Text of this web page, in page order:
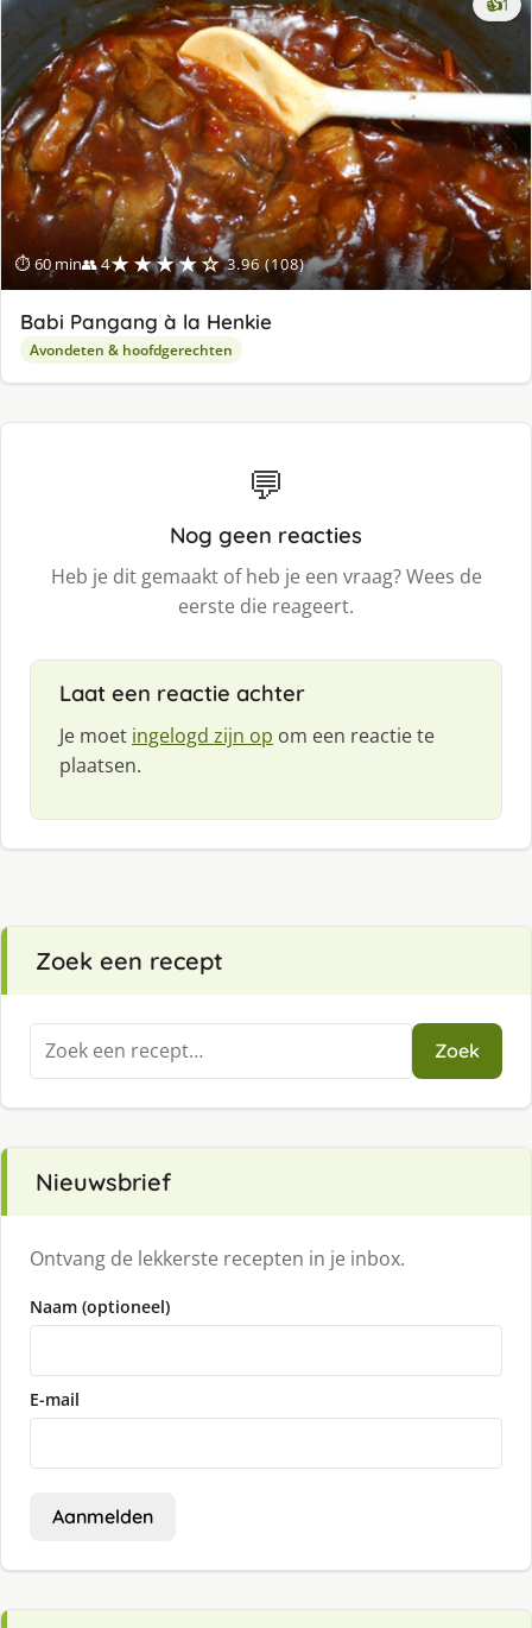
⏱ 60 min👥 4★★★★☆ 3.96 (108)
Babi Pangang à la Henkie
Avondeten & hoofdgerechten
💬
Nog geen reacties
Heb je dit gemaakt of heb je een vraag? Wees de
eerste die reageert.
Laat een reactie achter
Je moet ingelogd zijn op om een reactie te
plaatsen.
Zoek een recept
Zoeken
naar:
Zoek
Nieuwsbrief
Ontvang de lekkerste recepten in je inbox.
Naam (optioneel)
E-mail
Aanmelden